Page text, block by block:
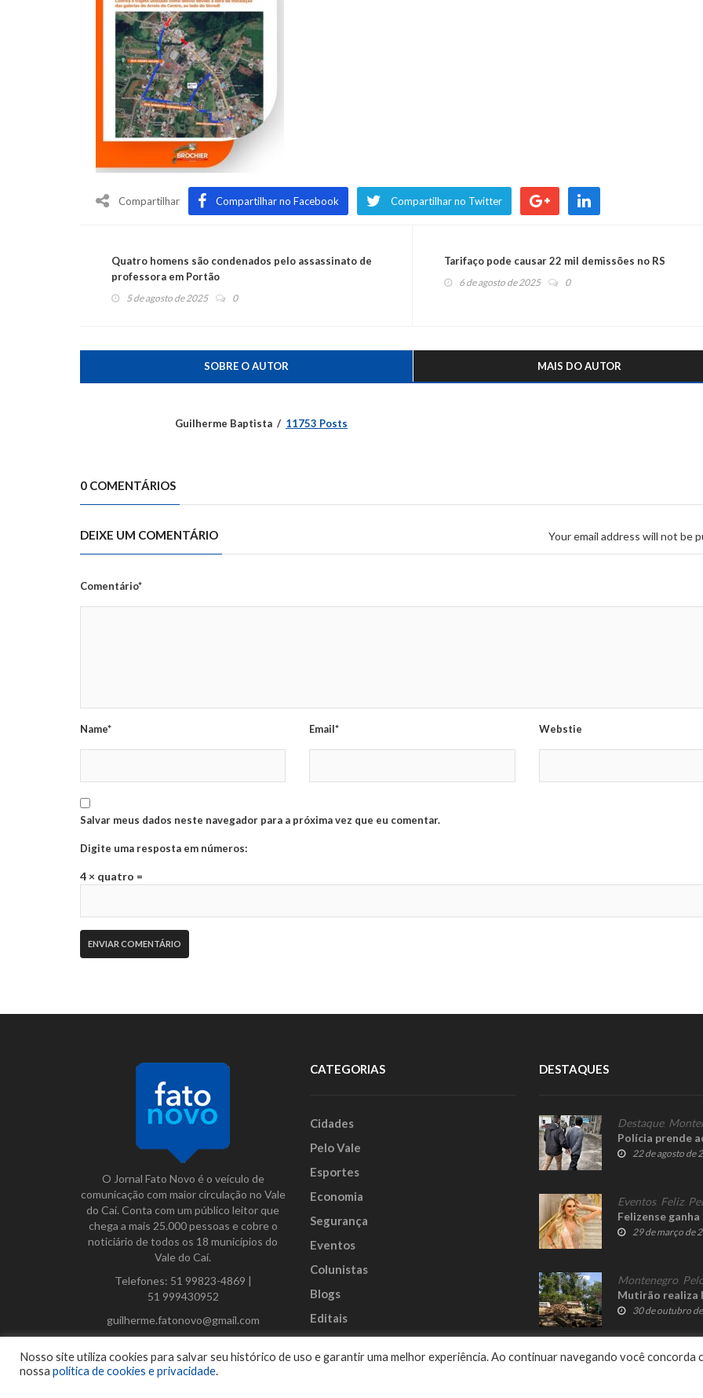
Compartilhar Compartilhar no Facebook Compartilhar no Twitter
Quatro homens são condenados pelo assassinato de
professora em Portão
5 de agosto de 2025 0
Tarifaço pode causar 22 mil demissões no RS
6 de agosto de 2025 0
SOBRE O AUTOR MAIS DO AUTOR
Guilherme Baptista 11753 Posts
0 COMENTÁRIOS
DEIXE UM COMENTÁRIO Your email address will not be
Comentário*
Name* Email* Webstie
Salvar meus dados neste navegador para a próxima vez que eu comentar.
Digite uma resposta em números:
4 × quatro =
O Jornal Fato Novo é o veículo de
comunicação com maior circulação no Vale
do Caí. Conta com um público leitor que
chega a mais 25.000 pessoas e cobre o
noticiário de todos os 18 municípios do
Vale do Caí.
Telefones: 51 99823-4869 |
51 999430952
guilherme.fatonovo@gmail.com
Facebook
Instagram
Twitter
CATEGORIAS
Cidades
Pelo Vale
Esportes
Economia
Segurança
Eventos
Colunistas
Blogs
Editais
DESTAQUES
Destaque,
Polícia prende
22 de agosto de
Eventos, Feliz,
Felizense
29 de março de
Montenegro
Mutirão realiza
30 de outubro
Nosso site utiliza cookies para salvar seu histórico de uso e garantir uma melhor experiência. Ao continuar navegando você concorda
nossa política de cookies e privacidade.